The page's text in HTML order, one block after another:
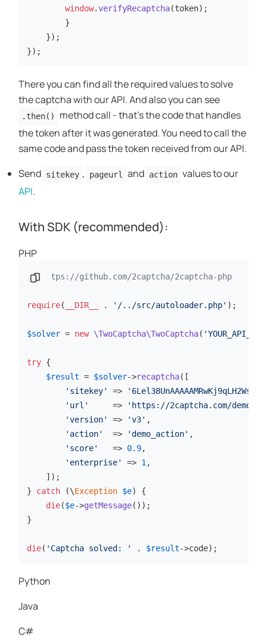
window.verifyRecaptcha(token);
        }
    });
});
There you can find all the required values to solve
the captcha with our API. And also you can see
.then()
method call - that's the code that handles
the token after it was generated. You need to call the
same code and pass the token received from our API.
Send sitekey , pageurl and action values to our
API.
With SDK (recommended):
PHP
// https://github.com/2captcha/2captcha-php
require( __DIR__ . '/../src/autoloader.php' );
$solver = new \TwoCaptcha\TwoCaptcha(
try {
$result = $solver->recaptcha([
'sitekey'
=>
'url'
     =>
'https://2captcha.com/demo/
'version'
=> 'v3' ,
'action'
  =>
'demo_action' ,
'score'
   =>
0.9,
'enterprise'
=> 1 ,
    ]);
} catch (\Exception $e) {
die($e->getMessage());
}
die( 'Captcha solved: ' . $result->code);
نسخ المقطع البرمجي
Python
Java
C#